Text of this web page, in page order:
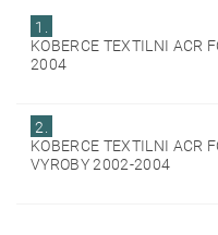
1.
KOBERCE TEXTILNI ACR
2004
2.
KOBERCE TEXTILNI­ ACR
VYROBY 2002-2004